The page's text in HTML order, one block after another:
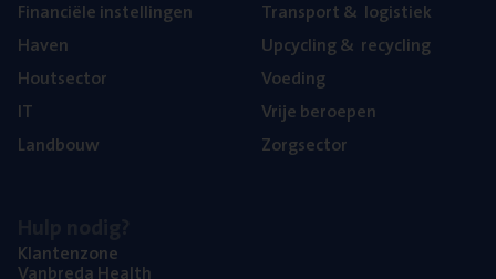
Finan­ci­ë­le instellingen
Haven
Hout­sec­tor
IT
Land­bouw
Trans­port& logistiek
Upcy­cling& recycling
Voe­ding
Vrije beroe­pen
Zorg­sec­tor
Klan­ten­zo­ne
Van­b­re­da Health